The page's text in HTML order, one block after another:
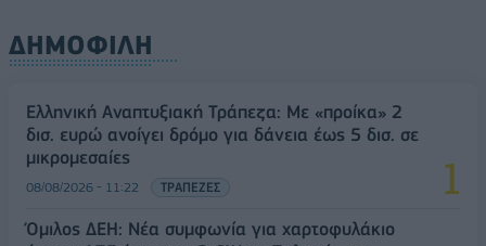
ΔΗΜΟΦΙΛΗ
Ελληνική Αναπτυξιακή Τράπεζα: Με «προίκα» 2
δισ. ευρώ ανοίγει δρόμο για δάνεια έως 5 δισ. σε
μικρομεσαίες
08/08/2026 - 11:22 ΤΡΑΠΕΖΕΣ
Όμιλος ΔΕΗ: Νέα συμφωνία για χαρτοφυλάκιο